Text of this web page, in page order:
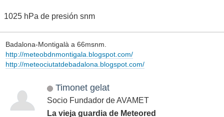
1025 hPa de presión snm
Badalona-Montigalà a 66msnm.
http://meteobdnmontigala.blogspot.com/
http://meteociutatdebadalona.blogspot.com/
Timonet gelat
Socio Fundador de AVAMET
La vieja guardia de Meteored